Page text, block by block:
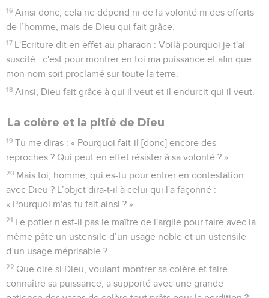
16 Ainsi donc, cela ne dépend ni de la volonté ni des efforts
de l’homme, mais de Dieu qui fait grâce.
17 L'Ecriture dit en effet au pharaon : Voilà pourquoi je t'ai
suscité : c'est pour montrer en toi ma puissance et afin que
mon nom soit proclamé sur toute la terre.
18 Ainsi, Dieu fait grâce à qui il veut et il endurcit qui il veut.
La colère et la pitié de Dieu
19 Tu me diras : « Pourquoi fait-il [donc] encore des
reproches ? Qui peut en effet résister à sa volonté ? »
20 Mais toi, homme, qui es-tu pour entrer en contestation
avec Dieu ? L’objet dira-t-il à celui qui l'a façonné :
« Pourquoi m'as-tu fait ainsi ? »
21 Le potier n'est-il pas le maître de l'argile pour faire avec la
même pâte un ustensile d’un usage noble et un ustensile
d’un usage méprisable ?
22 Que dire si Dieu, voulant montrer sa colère et faire
connaître sa puissance, a supporté avec une grande